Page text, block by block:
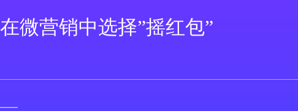
在微营销中选择”摇红包”